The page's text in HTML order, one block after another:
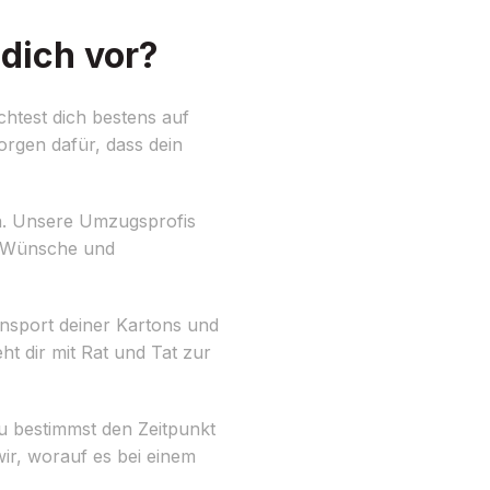
vor?
dich bestens auf
dafür, dass dein
Unsere Umzugsprofis
und
deiner Kartons und
dir mit Rat und Tat zur
bestimmst den Zeitpunkt
worauf es bei einem